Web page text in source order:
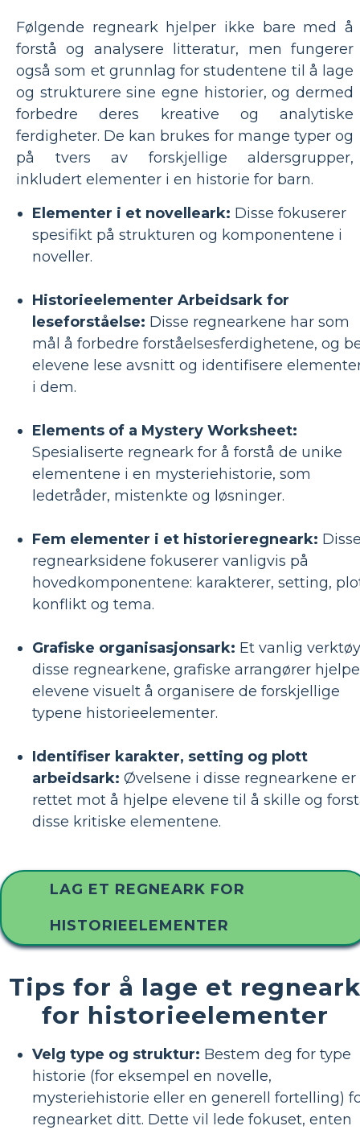
Følgende regneark hjelper ikke bare med å
forstå og analysere litteratur, men fungerer
også som et grunnlag for studentene til å lage
og strukturere sine egne historier, og dermed
forbedre deres kreative og analytiske
ferdigheter. De kan brukes for mange typer og
på tvers av forskjellige aldersgrupper,
inkludert elementer i en historie for barn.
Elementer i et novelleark: Disse fokuserer
spesifikt på strukturen og komponentene i
noveller.
Historieelementer Arbeidsark for
leseforståelse: Disse regnearkene har som
mål å forbedre forståelsesferdighetene, og
elevene lese avsnitt og identifisere
i dem.
Elements of a Mystery Worksheet:
Spesialiserte regneark for å forstå de unike
elementene i en mysteriehistorie, som
ledetråder, mistenkte og løsninger.
Fem elementer i et historieregneark:
regnearksidene fokuserer vanligvis på
hovedkomponentene: karakterer, setting,
konflikt og tema.
Grafiske organisasjonsark: Et vanlig
disse regnearkene, grafiske arrangører
elevene visuelt å organisere de forskjellige
typene historieelementer.
Identifiser karakter, setting og plott
arbeidsark: Øvelsene i disse regnearkene er
rettet mot å hjelpe elevene til å skille og
disse kritiske elementene.
LAG ET REGNEARK FOR
HISTORIEELEMENTER
Tips for å lage et regneark
for historieelementer
Velg type og struktur: Bestem deg for type
historie (for eksempel en novelle,
mysteriehistorie eller en generell fortelling)
regnearket ditt. Dette vil lede fokuset, enten